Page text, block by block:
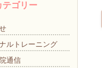
テゴリー
ルトレーニング
通信